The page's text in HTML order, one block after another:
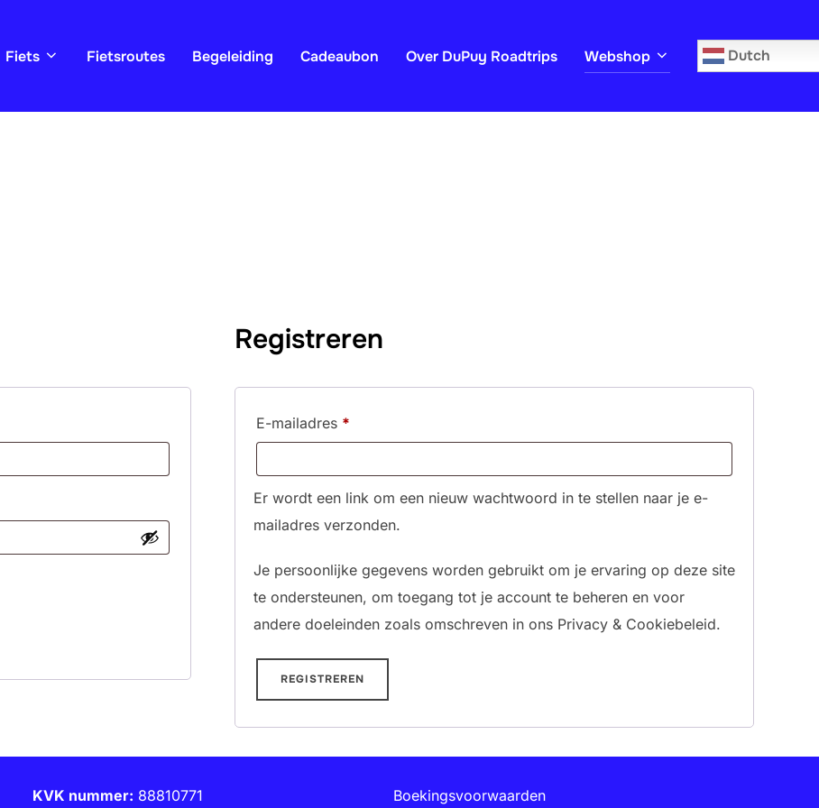
Fiets Fietsroutes Begeleiding Cadeaubon Over DuPuy Roadtrips Webshop Dutch
Zoek
naar:
Registreren
E-mailadres *
Er wordt een link om een nieuw wachtwoord in te stellen naar je e-
mailadres verzonden.
Je persoonlijke gegevens worden gebruikt om je ervaring op deze site
te ondersteunen, om toegang tot je account te beheren en voor
andere doeleinden zoals omschreven in ons Privacy & Cookiebeleid.
REGISTREREN
KVK nummer: 88810771 Boekingsvoorwaarden